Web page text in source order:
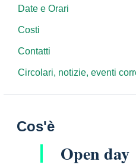
Date e Orari
Costi
Contatti
Circolari, notizie, eventi
Cos'è
Open day